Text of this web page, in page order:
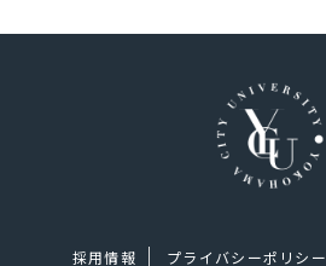
採用情報 プライバシーポリシー